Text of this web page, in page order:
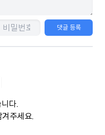
댓글 등록
다.
주세요.